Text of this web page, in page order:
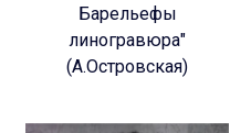
Барельефы
линогравюра"
(А.Островская)